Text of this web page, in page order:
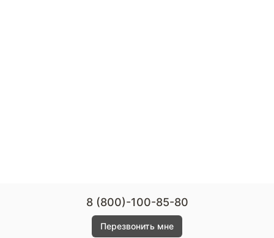
8 (800)-100-85-80
Перезвонить мне